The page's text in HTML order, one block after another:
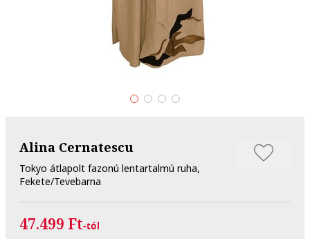
Alina Cernatescu
Tokyo átlapolt fazonú lentartalmú ruha,
Fekete/Tevebarna
47.499 Ft-tól